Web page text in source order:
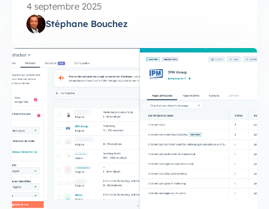
4 septembre 2025
Stéphane Bouchez